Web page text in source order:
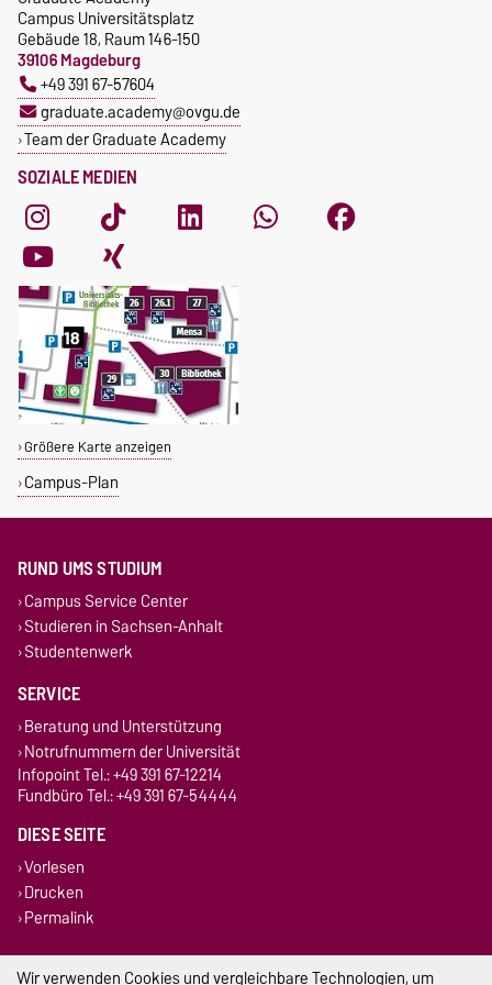
SOZIALE MEDIEN
Campus Universitätsplatz
Gebäude 18, Raum 146-150
39106 Magdeburg
+49 391 67-57604
graduate.academy@ovgu.de
Team der Graduate Academy
Größere Karte anzeigen
Campus-Plan
RUND UMS STUDIUM
Campus Service Center
Studieren in Sachsen-Anhalt
Studentenwerk
SERVICE
Beratung und Unterstützung
Notrufnummern der Universität
Infopoint Tel.: +49 391 67-12214
Fundbüro Tel.: +49 391 67-54444
DIESE SEITE
Vorlesen
Drucken
Permalink
Impressum
Wir verwenden Cookies und vergleichbare Technologien, um